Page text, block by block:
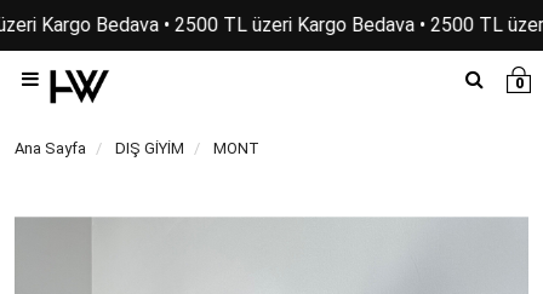
Kargo Bedava • 2500 TL üzeri Kargo Bedava • 2500 TL
0
Ana Sayfa DIŞ GİYİM MONT